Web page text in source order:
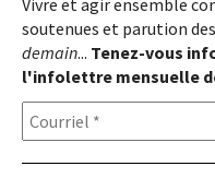
En renseignant votre
consentez à recevoir
Seligmann,
confidentialité. Il vous
désabonner à tout
Vivre et agir ensemble
soutenues et parution
demain... Tenez-vous
l'infolettre mensuelle